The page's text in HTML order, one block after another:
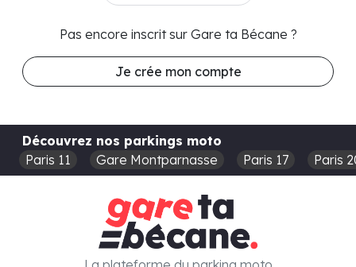
Pas encore inscrit sur Gare ta Bécane ?
Je crée mon compte
Découvrez nos parkings moto
Paris 11
Gare Montparnasse Paris 17 Paris